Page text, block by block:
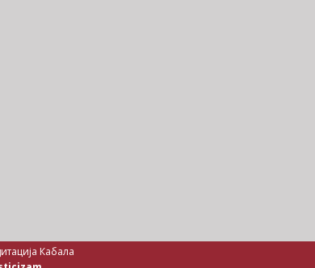
Кабала